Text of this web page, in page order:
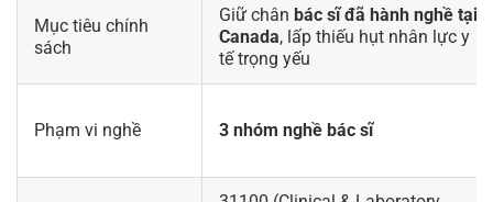
Mục tiêu chính
sách
Giữ chân bác sĩ đã hành nghề tại
Canada, lấp thiếu hụt nhân lực y
tế trọng yếu
Phạm vi nghề 3 nhóm nghề bác sĩ